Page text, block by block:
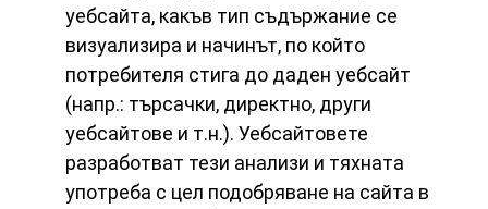
уебсайта, какъв тип съдържание се
визуализира и начинът, по който
потребителя стига до даден уебсайт
(напр.: търсачки, директно, други
уебсайтове и т.н.). Уебсайтовете
разработват тези анализи и тяхната
употреба с цел подобряване на сайта в